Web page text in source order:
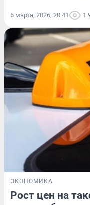
6 марта, 2026, 20:41 1
ЭКОНОМИКА
Рост цен на